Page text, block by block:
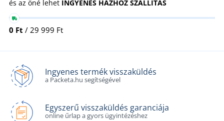
és az öné lehet INGYENES HÁZHOZ SZÁLLÍTÁS
0 Ft / 29 999 Ft
Ingyenes termék visszaküldés
a Packeta.hu segítségével
Egyszerű visszaküldés garanciája
online űrlap a gyors ügyintézéshez